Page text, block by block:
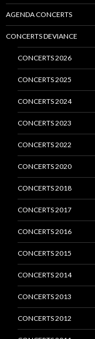
AGENDA CONCERTS
CONCERTS DEVIANCE
CONCERTS 2026
CONCERTS 2025
CONCERTS 2024
CONCERTS 2023
CONCERTS 2022
CONCERTS 2020
CONCERTS 2018
CONCERTS 2017
CONCERTS 2016
CONCERTS 2015
CONCERTS 2014
CONCERTS 2013
CONCERTS 2012